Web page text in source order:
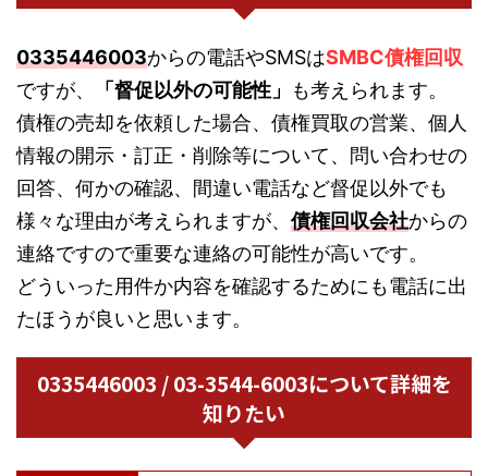
0335446003からの電話やSMSはSMBC債権回収
ですが、
「督促以外の可能性」
も考えられます。
債権の売却を依頼した場合、債権買取の営業、個人
情報の開示・訂正・削除等について、問い合わせの
回答、何かの確認、間違い電話など督促以外でも
様々な理由が考えられますが、 債権回収会社からの
連絡ですので重要な連絡の可能性が高いです。
どういった用件か内容を確認するためにも電話に出
たほうが良いと思います。
0335446003 / 03-3544-6003について詳細を
知りたい